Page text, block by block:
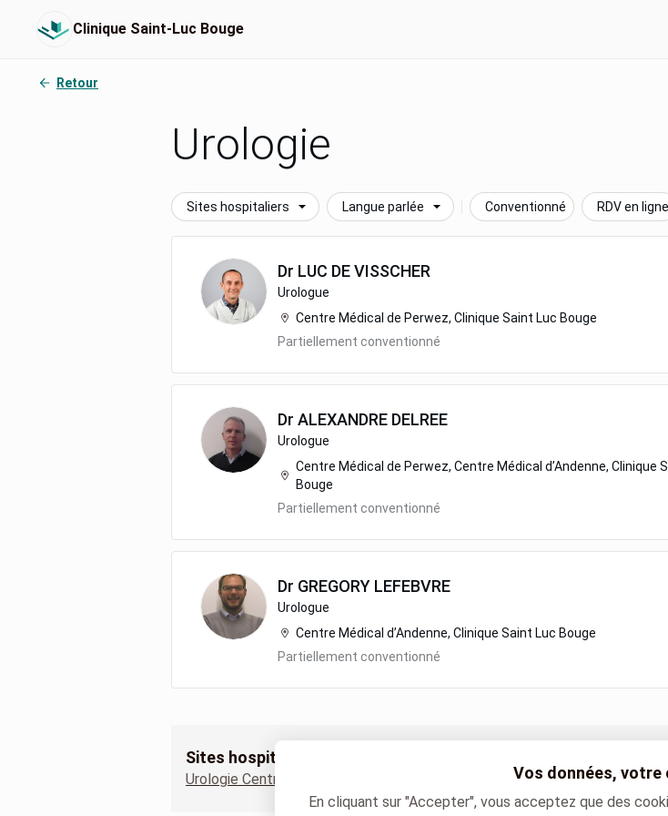
Clinique Saint-Luc Bouge
Retour
Urologie
Sites hospitaliers Langue parlée Conventionné RDV en ligne
Dr LUC DE VISSCHER
Urologue
Centre Médical de Perwez, Clinique Saint Luc Bouge
Partiellement conventionné
Dr ALEXANDRE DELREE
Urologue
Centre Médical de Perwez, Centre Médical d’Andenne, Clinique
Bouge
Partiellement conventionné
Dr GREGORY LEFEBVRE
Urologue
Centre Médical d’Andenne, Clinique Saint Luc Bouge
Partiellement conventionné
Sites hospitaliers
Urologie Centre Médical de Perwez Urologie Centre Médical
Vos données, votre
En cliquant sur "Accepter", vous acceptez que des